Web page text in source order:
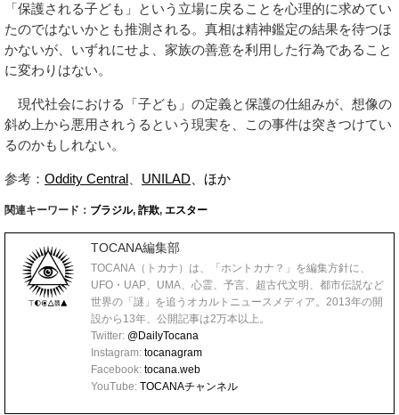
「保護される子ども」という立場に戻ることを心理的に求めてい
たのではないかとも推測される。真相は精神鑑定の結果を待つほ
かないが、いずれにせよ、家族の善意を利用した行為であること
に変わりはない。
現代社会における「子ども」の定義と保護の仕組みが、想像の
斜め上から悪用されうるという現実を、この事件は突きつけてい
るのかもしれない。
参考： Oddity Central UNILAD 、ほか
関連キーワード： ブラジル, 詐欺, エスター
TOCANA編集部
TOCANA（トカナ）は、「ホントカナ？」を編集方針に、
UFO・UAP、UMA、心霊、予言、超古代文明、都市伝説など
世界の「謎」を追うオカルトニュースメディア。2013年の開
設から13年、公開記事は2万本以上。
Twitter: @DailyTocana
Instagram: tocanagram
Facebook: tocana.web
YouTube: TOCANAチャンネル